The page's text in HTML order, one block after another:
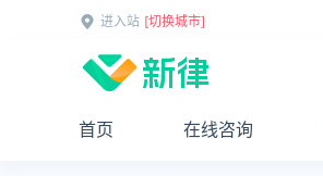
进入站 [切换城市]
首页 在线咨询